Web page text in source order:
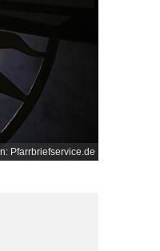
Pfarrbriefservice.de